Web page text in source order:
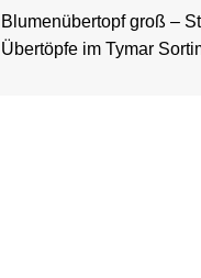
Blumenübertopf groß –
Übertöpfe im Tymar